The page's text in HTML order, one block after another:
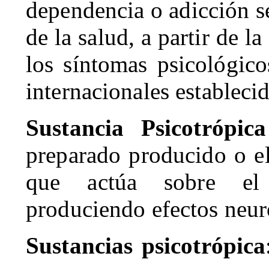
dependencia o adicción
de la salud, a partir de
los síntomas
internacionales
Sustancia
preparado producido o
que actúa sobre el
produciendo efectos
Sustancias psicotrópica